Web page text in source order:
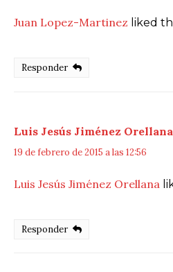
Juan Lopez-Martinez liked
Responder
Luis Jesús Jiménez Orellana
19 de febrero de 2015 a las 12:56
Luis Jesús Jiménez Orellana
Responder